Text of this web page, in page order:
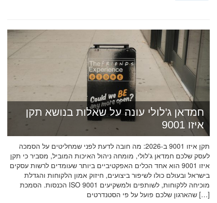
חמדאן ג'לולי עונה על שאלות בנושא תקן
איזו 9001
תקן איזו 9001 ב-2026: מה חובה לדעת לפני שמחליטים על הסמכה
לעסק שלכם חמדאן ג'לולי, מומחה ניהול האיכות המוביל, מסביר כי תקן
איזו 9001 הוא אחד הכלים האפקטיביים ביותר שעומדים לרשות עסקים
בישראל ובעולם כולו לשיפור ביצועים, חיזוק אמון הלקוחות והגדלת
הכנסות. הסמכת ISO 9001 מוכיחה ללקוחות, לשותפים ולמשקיעים
שהארגון שלכם פועל על פי הסטנדרטים […]